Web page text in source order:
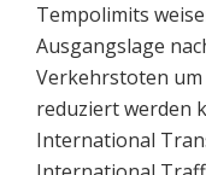
Tempolimits
Ausgangslage
Verkehrstoten um
reduziert werden
International